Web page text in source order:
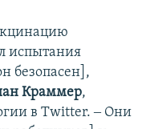
испытания
безопасен],
Краммер,
в Twitter. ‒ Они